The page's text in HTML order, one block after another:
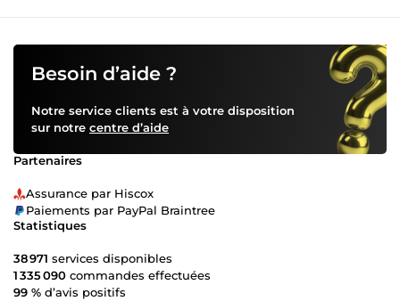
Besoin d’aide ?
Notre service clients est à votre disposition
sur notre centre d’aide
Partenaires
Assurance par Hiscox
Paiements par PayPal Braintree
Statistiques
38 971 services disponibles
1 335 090 commandes effectuées
99 % d’avis positifs